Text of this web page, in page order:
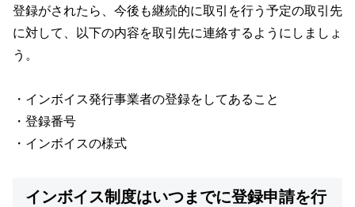
登録がされたら、今後も継続的に取引を行う予定の取引先
に対して、以下の内容を取引先に連絡するようにしましょ
う。
・インボイス発行事業者の登録をしてあること
・登録番号
・インボイスの様式
インボイス制度はいつまでに登録申請を行